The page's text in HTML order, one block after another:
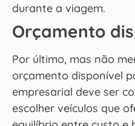
durante a viagem.
Orçamento
Por último, mas não
orçamento disponível
empresarial deve ser
escolher veículos que